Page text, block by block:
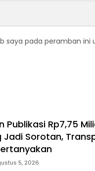
saya pada peramban ini
Publikasi Rp7,75
Jadi Sorotan,
5, 2026